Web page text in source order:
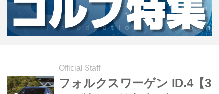
Official Staff
フォルクスワーゲン ID.4【3